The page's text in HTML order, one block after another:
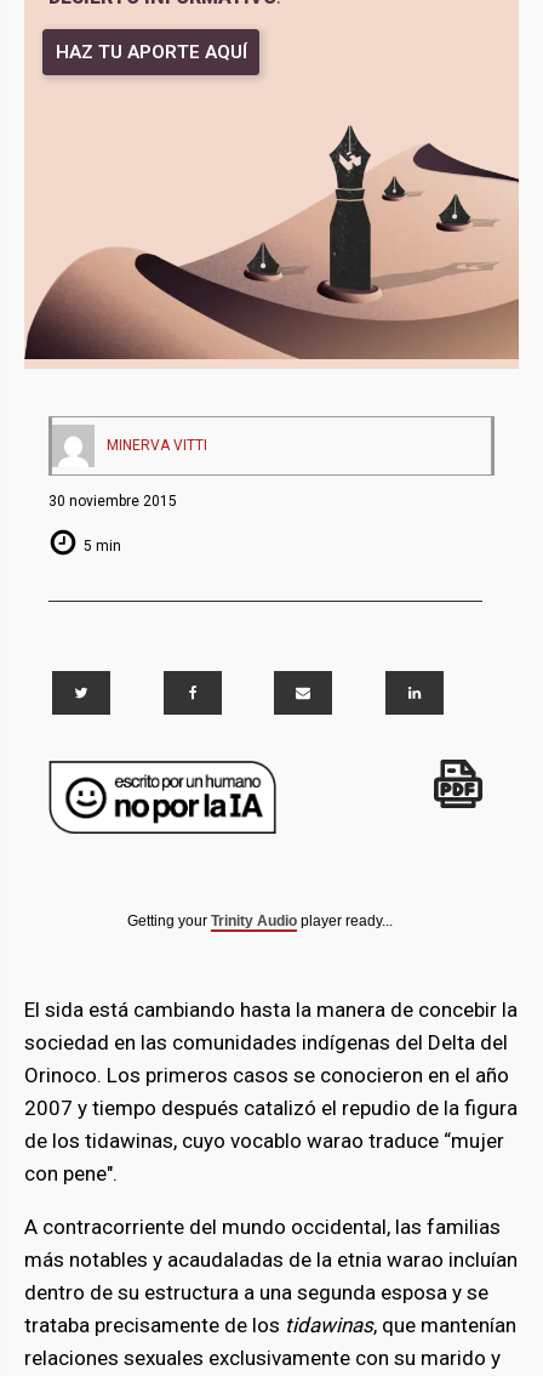
HAZ TU APORTE AQUÍ
MINERVA VITTI
30 noviembre 2015
5 min
Getting your Trinity Audio player ready...
El sida está cambiando hasta la manera de concebir la
sociedad en las comunidades indígenas del Delta del
Orinoco. Los primeros casos se conocieron en el año
2007 y tiempo después catalizó el repudio de la figura
de los tidawinas, cuyo vocablo warao traduce “mujer
con pene".
A contracorriente del mundo occidental, las familias
más notables y acaudaladas de la etnia warao incluían
dentro de su estructura a una segunda esposa y se
trataba precisamente de los tidawinas, que mantenían
relaciones sexuales exclusivamente con su marido y